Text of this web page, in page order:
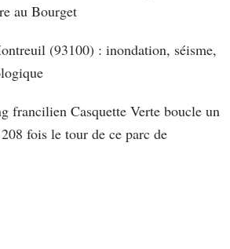
au Bourget
(93100) : inondation, séisme,
francilien Casquette Verte boucle un
fois le tour de ce parc de